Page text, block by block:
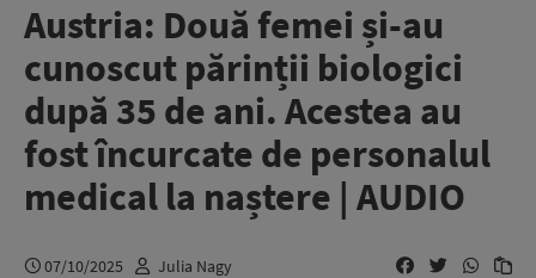
Austria: Două femei și-au
cunoscut părinții biologici
după 35 de ani. Acestea au
fost încurcate de personalul
medical la naștere | AUDIO
07/10/2025 Julia Nagy